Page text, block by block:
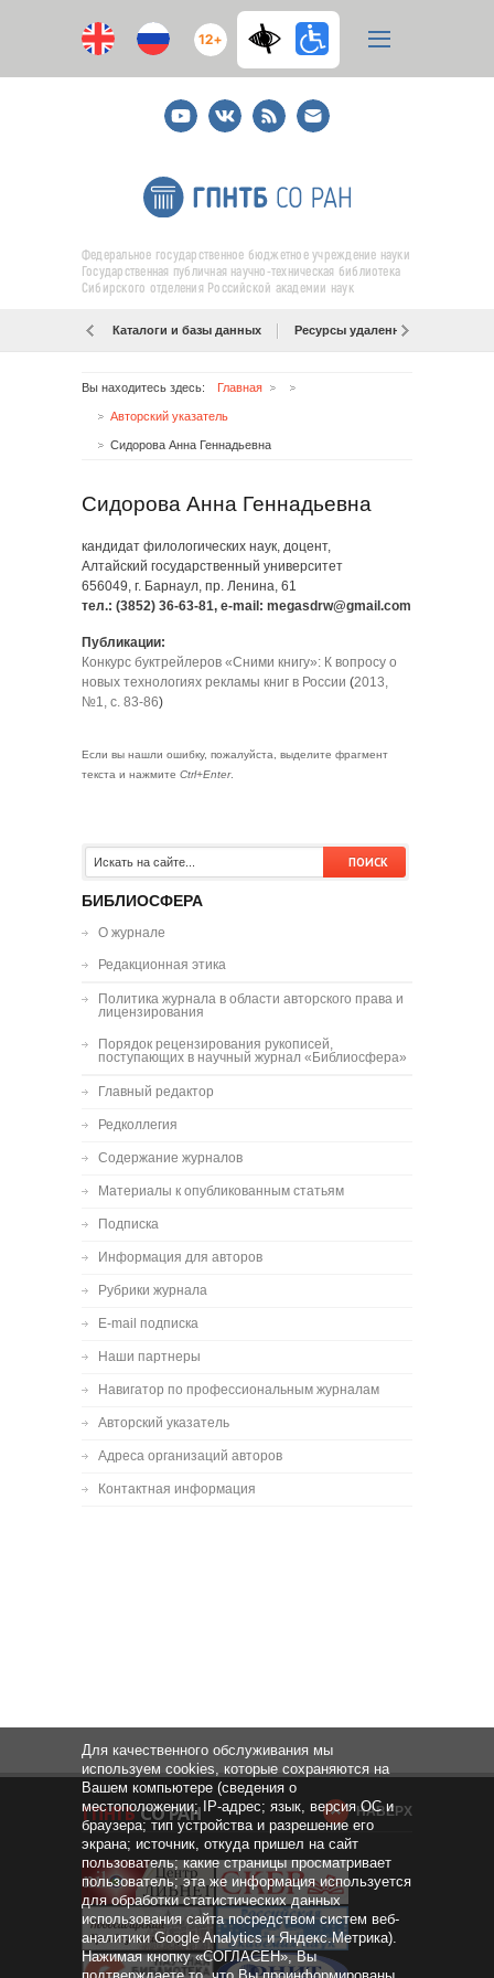
12+
YoutubeВКонтакте
RSS
E-
mail
подписка
Федеральное государственное бюджетное учреждение науки
Государственная публичная научно-техническая библиотека
Сибирского отделения Российской академии наук
Каталоги и базы данных Ресурсы удаленного доступа
Вы находитесь здесь: Главная
Авторский указатель
Сидорова Анна Геннадьевна
Сидорова Анна Геннадьевна
кандидат филологических наук, доцент,
Алтайский государственный университет
656049, г. Барнаул, пр. Ленина, 61
тел.: (3852) 36-63-81, e-mail: megasdrw@gmail.com
Публикации:
Конкурс буктрейлеров «Сними книгу»: К вопросу о
новых технологиях рекламы книг в России (2013,
№1, с. 83-86)
Если вы нашли ошибку, пожалуйста, выделите фрагмент
текста и нажмите Ctrl+Enter.
БИБЛИОСФЕРА
О журнале
Редакционная этика
Политика журнала в области авторского права и
лицензирования
Порядок рецензирования рукописей,
поступающих в научный журнал «Библиосфера»
Главный редактор
Редколлегия
Содержание журналов
Материалы к опубликованным статьям
Подписка
Информация для авторов
Рубрики журнала
E-mail подписка
Наши партнеры
Навигатор по профессиональным журналам
Авторский указатель
Адреса организаций авторов
Контактная информация
НАВЕРХ
Для качественного обслуживания мы
используем cookies, которые сохраняются на
Вашем компьютере (сведения о
местоположении; IP-адрес; язык, версия ОС и
браузера; тип устройства и разрешение его
экрана; источник, откуда пришел на сайт
пользователь; какие страницы просматривает
пользователь; эта же информация используется
для обработки статистических данных
использования сайта посредством систем веб-
аналитики Google Analytics и Яндекс.Метрика).
Нажимая кнопку «СОГЛАСЕН», Вы